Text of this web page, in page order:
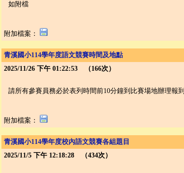
如附檔
附加檔案：
青溪國小114學年度語文競賽時間及地點
2025/11/26 下午 01:22:53 （166次）
請所有參賽員務必於表列時間前10分鐘到比賽場地辦理報到
附加檔案：
青溪國小114學年度校內語文競賽各組題目
2025/11/5 下午 12:18:28 （434次）